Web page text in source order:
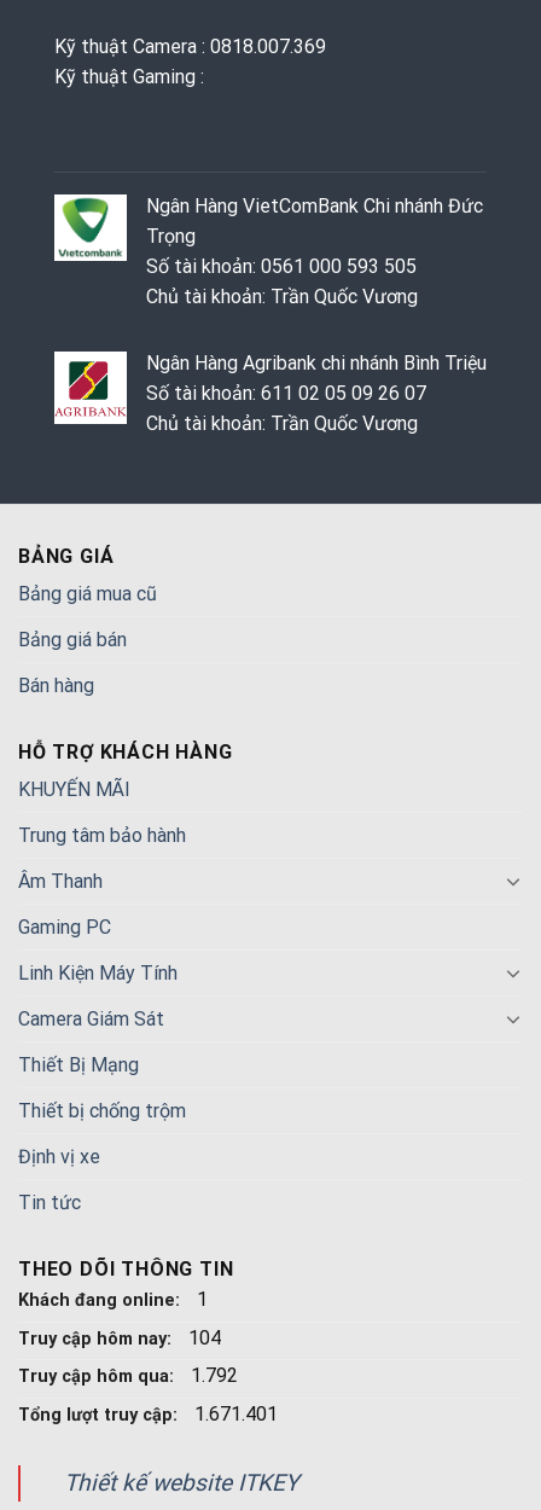
Kỹ thuật Camera : 0818.007.369
Kỹ thuật Gaming ‭: ‬
Ngân Hàng VietComBank Chi nhánh Đức
Trọng
Số tài khoản: 0561 000 593 505
Chủ tài khoản: Trần Quốc Vương
Ngân Hàng Agribank chi nhánh Bình Triệu
Số tài khoản: 611 02 05 09 26 07
Chủ tài khoản: Trần Quốc Vương
BẢNG GIÁ
Bảng giá mua cũ
Bảng giá bán
Bán hàng
HỖ TRỢ KHÁCH HÀNG
KHUYẾN MÃI
Trung tâm bảo hành
Âm Thanh
Gaming PC
Linh Kiện Máy Tính
Camera Giám Sát
Thiết Bị Mạng
Thiết bị chống trộm
Định vị xe
Tin tức
THEO DÕI THÔNG TIN
Khách đang online: 1
Truy cập hôm nay: 104
Truy cập hôm qua: 1.792
Tổng lượt truy cập: 1.671.401
Thiết kế website ITKEY